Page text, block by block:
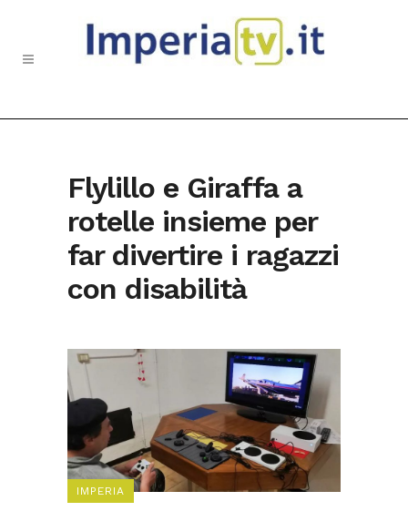
Flylillo e Giraffa a
rotelle insieme per
far divertire i ragazzi
con disabilità
IMPERIA